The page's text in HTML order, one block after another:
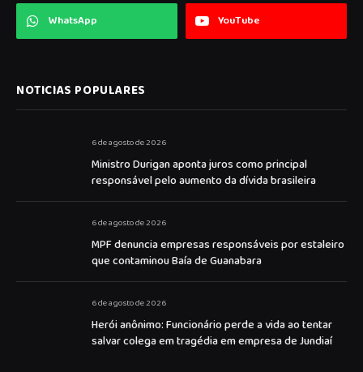
WhatsApp YouTube
NOTICIAS POPULARES
6 de agosto de 2026
Ministro Durigan aponta juros como principal
responsável pelo aumento da dívida brasileira
6 de agosto de 2026
MPF denuncia empresas responsáveis por estaleiro
que contaminou Baía de Guanabara
6 de agosto de 2026
Herói anônimo: Funcionário perde a vida ao tentar
salvar colega em tragédia em empresa de Jundiaí